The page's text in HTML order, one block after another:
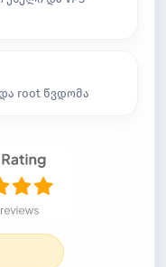
და root წვდომა